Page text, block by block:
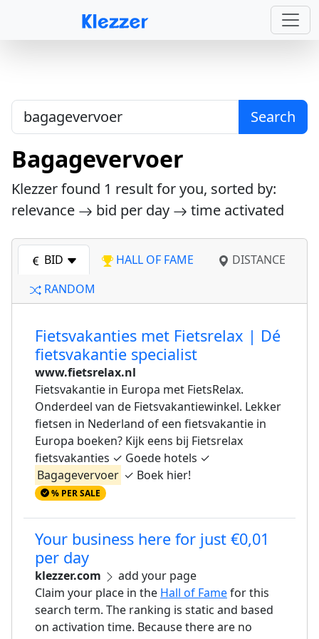
Search
Bagagevervoer
Klezzer found 1 result for you, sorted by:
relevance
bid per day time activated
BID HALL OF FAME
DISTANCE
RANDOM
Fietsvakanties met Fietsrelax | Dé
fietsvakantie specialist
www.fietsrelax.nl
Fietsvakantie in Europa met FietsRelax.
Onderdeel van de Fietsvakantiewinkel. Lekker
fietsen in Nederland of een fietsvakantie in
Europa boeken? Kijk eens bij Fietsrelax
fietsvakanties ✓ Goede hotels ✓
Bagagevervoer ✓ Boek hier!
% PER SALE
Your business here for just €0,01
per day
klezzer.com
add your page
Claim your place in the Hall of Famefor this
search term. The ranking is static and based
on activation time. Because there are no